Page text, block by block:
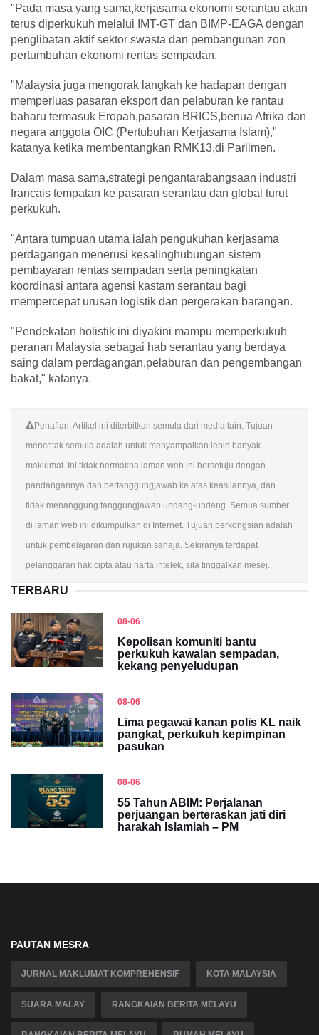
"Pada masa yang sama,kerjasama ekonomi serantau akan
terus diperkukuh melalui IMT-GT dan BIMP-EAGA dengan
penglibatan aktif sektor swasta dan pembangunan zon
pertumbuhan ekonomi rentas sempadan.
"Malaysia juga mengorak langkah ke hadapan dengan
memperluas pasaran eksport dan pelaburan ke rantau
baharu termasuk Eropah,pasaran BRICS,benua Afrika dan
negara anggota OIC (Pertubuhan Kerjasama Islam),"
katanya ketika membentangkan RMK13,di Parlimen.
Dalam masa sama,strategi pengantarabangsaan industri
francais tempatan ke pasaran serantau dan global turut
perkukuh.
"Antara tumpuan utama ialah pengukuhan kerjasama
perdagangan menerusi kesalinghubungan sistem
pembayaran rentas sempadan serta peningkatan
koordinasi antara agensi kastam serantau bagi
mempercepat urusan logistik dan pergerakan barangan.
"Pendekatan holistik ini diyakini mampu memperkukuh
peranan Malaysia sebagai hab serantau yang berdaya
saing dalam perdagangan,pelaburan dan pengembangan
bakat," katanya.
Penafian: Artikel ini diterbitkan semula dari media lain. Tujuan
mencetak semula adalah untuk menyampaikan lebih banyak
maklumat. Ini tidak bermakna laman web ini bersetuju dengan
pandangannya dan bertanggungjawab ke atas keasliannya, dan
tidak menanggung tanggungjawab undang-undang. Semua sumber
di laman web ini dikumpulkan di Internet. Tujuan perkongsian adalah
untuk pembelajaran dan rujukan sahaja. Sekiranya terdapat
pelanggaran hak cipta atau harta intelek, sila tinggalkan mesej.
TERBARU
08-06
Kepolisan komuniti bantu
perkukuh kawalan sempadan,
kekang penyeludupan
08-06
Lima pegawai kanan polis KL naik
pangkat, perkukuh kepimpinan
pasukan
08-06
55 Tahun ABIM: Perjalanan
perjuangan berteraskan jati diri
harakah Islamiah – PM
PAUTAN MESRA
JURNAL MAKLUMAT KOMPREHENSIF KOTA MALAYSIA
SUARA MALAY RANGKAIAN BERITA MELAYU